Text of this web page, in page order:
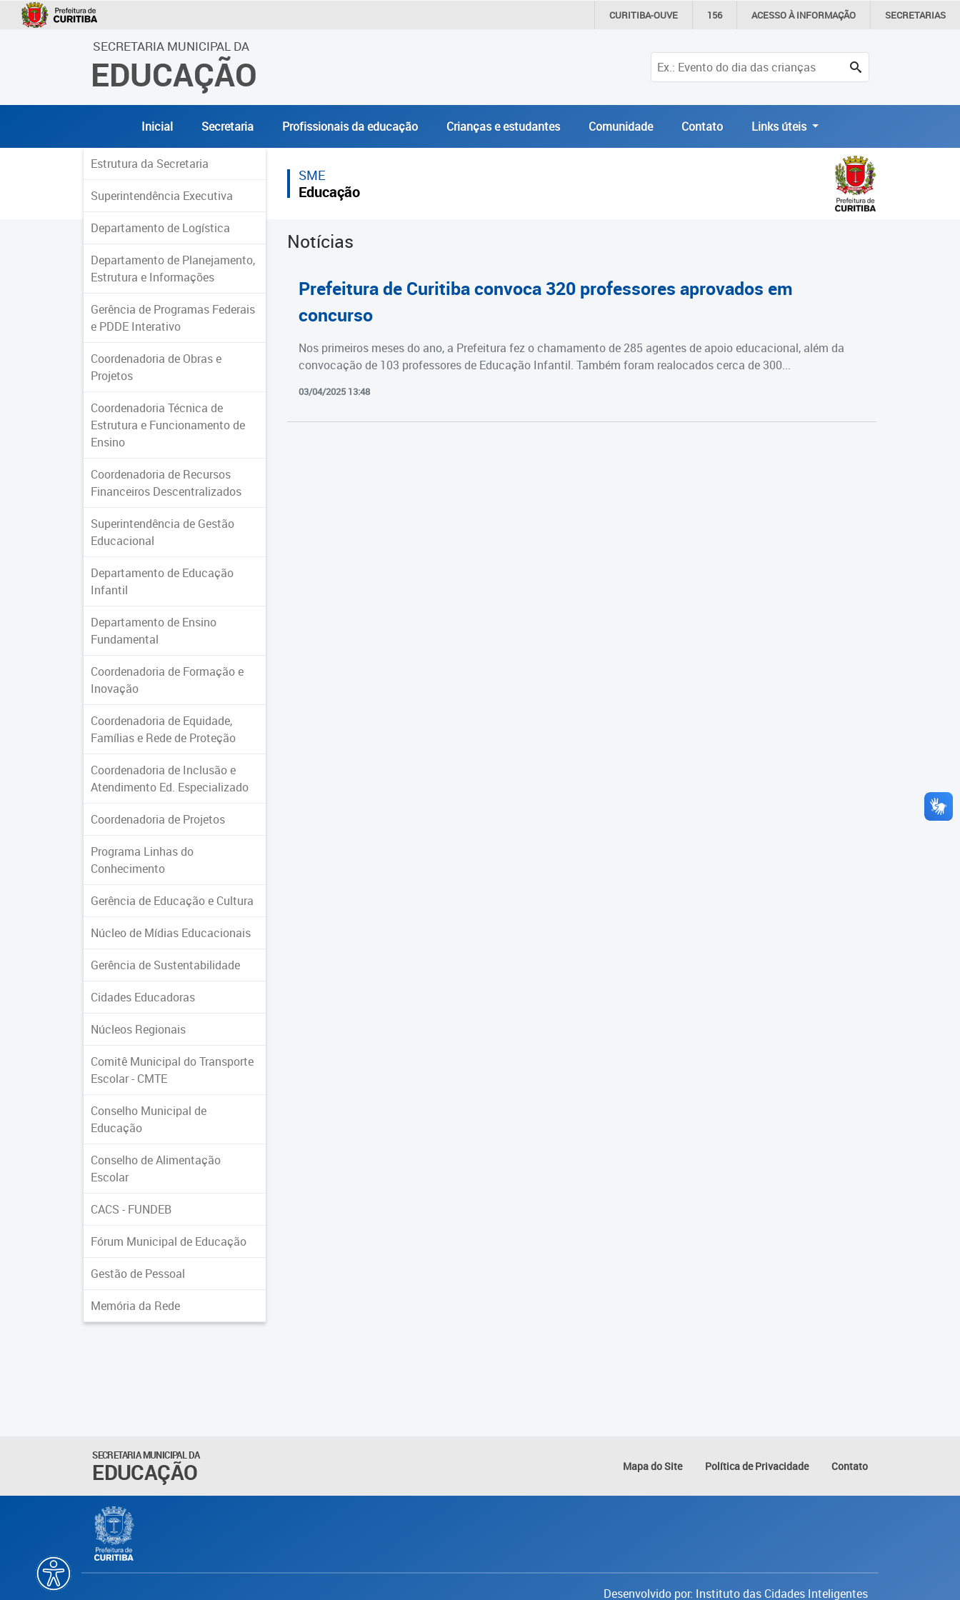
CURITIBA-OUVE 156 ACESSO ÀINFORMAÇÃO SECRETARIAS
SECRETARIA MUNICIPAL DA
EDUCAÇÃO
Inicial Secretaria Profissionais da educação Crianças e estudantes Comunidade Contato Links úteis
Estrutura da Secretaria
Superintendência Executiva
Departamento de Logística
Departamento de Planejamento,
Estrutura e Informações
Gerência de Programas Federais
e PDDE Interativo
Coordenadoria de Obras e
Projetos
Coordenadoria Técnica de
Estrutura e Funcionamento de
Ensino
Coordenadoria de Recursos
Financeiros Descentralizados
Superintendência de Gestão
Educacional
Departamento de Educação
Infantil
Departamento de Ensino
Fundamental
Coordenadoria de Formação e
Inovação
Coordenadoria de Equidade,
Famílias e Rede de Proteção
Coordenadoria de Inclusão e
Atendimento Ed. Especializado
Coordenadoria de Projetos
Programa Linhas do
Conhecimento
Gerência de Educação e Cultura
Núcleo de Mídias Educacionais
Gerência de Sustentabilidade
Cidades Educadoras
Núcleos Regionais
Comitê Municipal do Transporte
Escolar - CMTE
Conselho Municipal de
Educação
Conselho de Alimentação
Escolar
CACS - FUNDEB
Fórum Municipal de Educação
Gestão de Pessoal
Memória da Rede
SME
Educação
Notícias
Prefeitura de Curitiba convoca 320 professores aprovados em
concurso
Nos primeiros meses do ano, a Prefeitura fez o chamamento de 285 agentes de apoio educacional, além da
convocação de 103 professores de Educação Infantil. Também foram realocados cerca de 300...
03/04/2025 13:48
SECRETARIA MUNICIPAL DA
EDUCAÇÃO Mapa do Site Política de Privacidade Contato
Desenvolvido por: Instituto das Cidades Inteligentes